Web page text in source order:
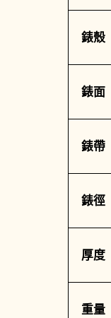
錶殼
錶面
錶帶
錶徑
厚度
重量